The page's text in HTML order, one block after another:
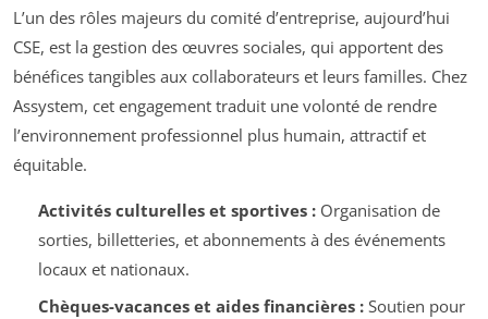
L’un des rôles majeurs du comité d’entreprise, aujourd’hui
CSE, est la gestion des œuvres sociales, qui apportent des
bénéfices tangibles aux collaborateurs et leurs familles. Chez
Assystem, cet engagement traduit une volonté de rendre
l’environnement professionnel plus humain, attractif et
équitable.
Activités culturelles et sportives :Organisation de
sorties, billetteries, et abonnements à des événements
locaux et nationaux.
Chèques-vacances et aides financières :Soutien pour